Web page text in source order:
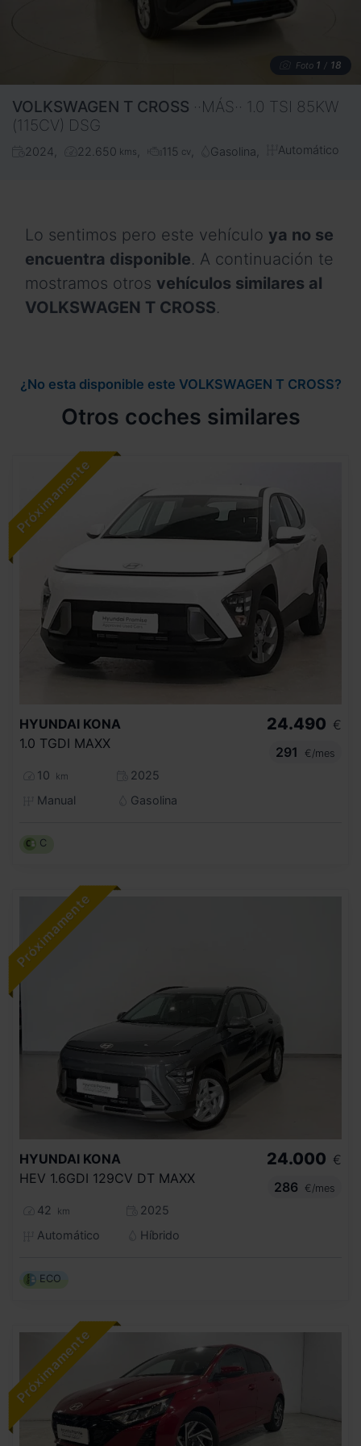
Foto 1 / 18
VOLKSWAGEN T CROSS ··MÁS·· 1.0 TSI 85KW
(115CV) DSG
2024 22.650 kms 115 cv Gasolina Automático
Lo sentimos pero este vehículo ya no se
encuentra disponible. A continuación te
mostramos otros vehículos similares al
VOLKSWAGEN T CROSS.
¿No esta disponible este VOLKSWAGEN T CROSS?
Otros coches similares
HYUNDAI KONA
1.0 TGDI MAXX
10 km
2025
Manual
Gasolina
24.490 €
291
€/mes
C
HYUNDAI KONA
HEV 1.6GDI 129CV DT MAXX
42 km
2025
Automático
Híbrido
24.000 €
286
€/mes
ECO